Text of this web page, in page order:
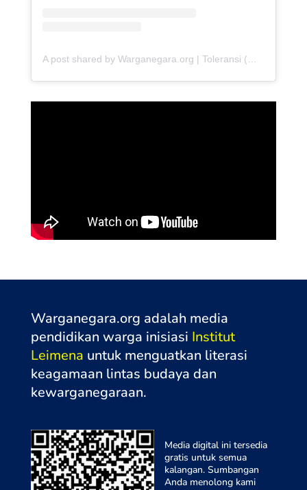
Warganegara.org adalah media
pendidikan warga inisiasi Institut
Leimena untuk menguatkan literasi
keagamaan lintas budaya dan
kewarganegaraan.
Media digital ini tersedia
gratis untuk semua
kalangan. Sumbangan
Anda menolong kami